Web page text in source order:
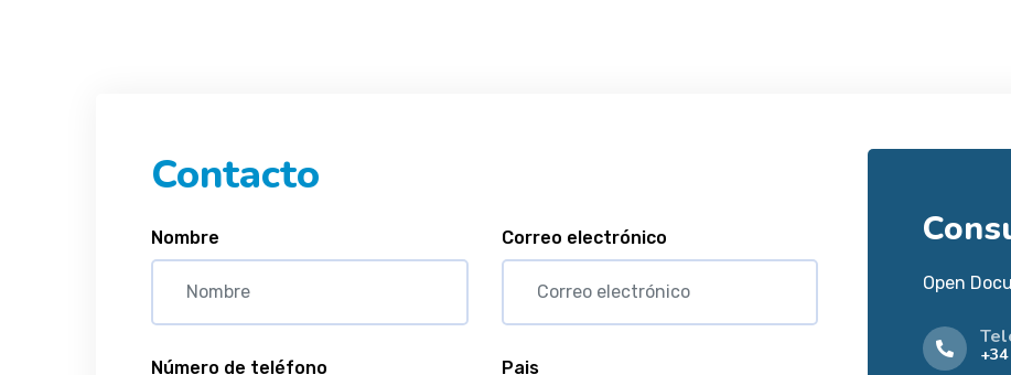
Contacto
Nombre Correo electrónico
Número de teléfono Pais
Open